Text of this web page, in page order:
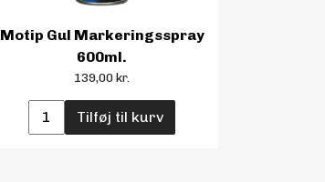
Motip Gul Markeringsspray
600ml.
139,00 kr.
Tilføj til kurv